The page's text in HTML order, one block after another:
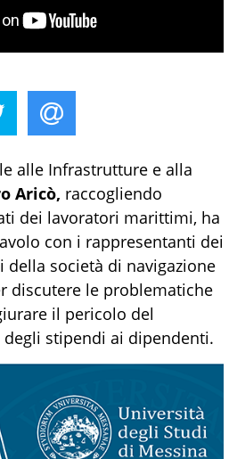
alle Infrastrutture e alla
Aricò, raccogliendo
dei lavoratori marittimi, ha
con i rappresentanti dei
della società di navigazione
discutere le problematiche
il pericolo del
stipendi ai dipendenti.